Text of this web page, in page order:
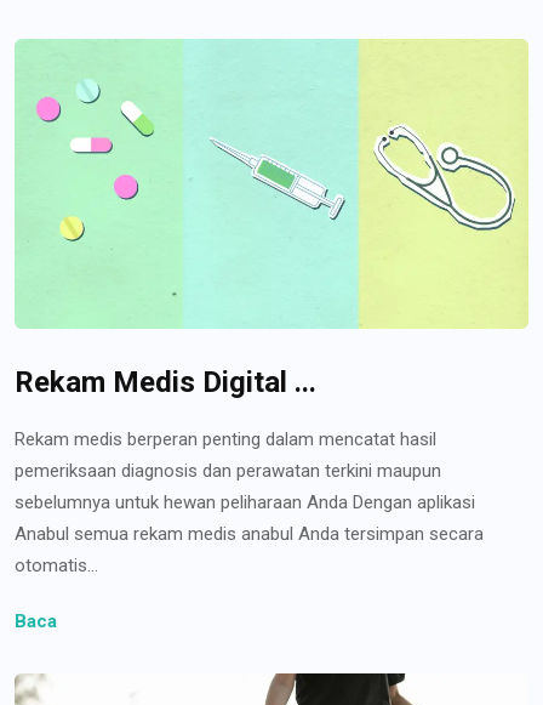
Rekam Medis Digital ...
Rekam medis berperan penting dalam mencatat hasil
pemeriksaan diagnosis dan perawatan terkini maupun
sebelumnya untuk hewan peliharaan Anda Dengan aplikasi
Anabul semua rekam medis anabul Anda tersimpan secara
otomatis...
Baca